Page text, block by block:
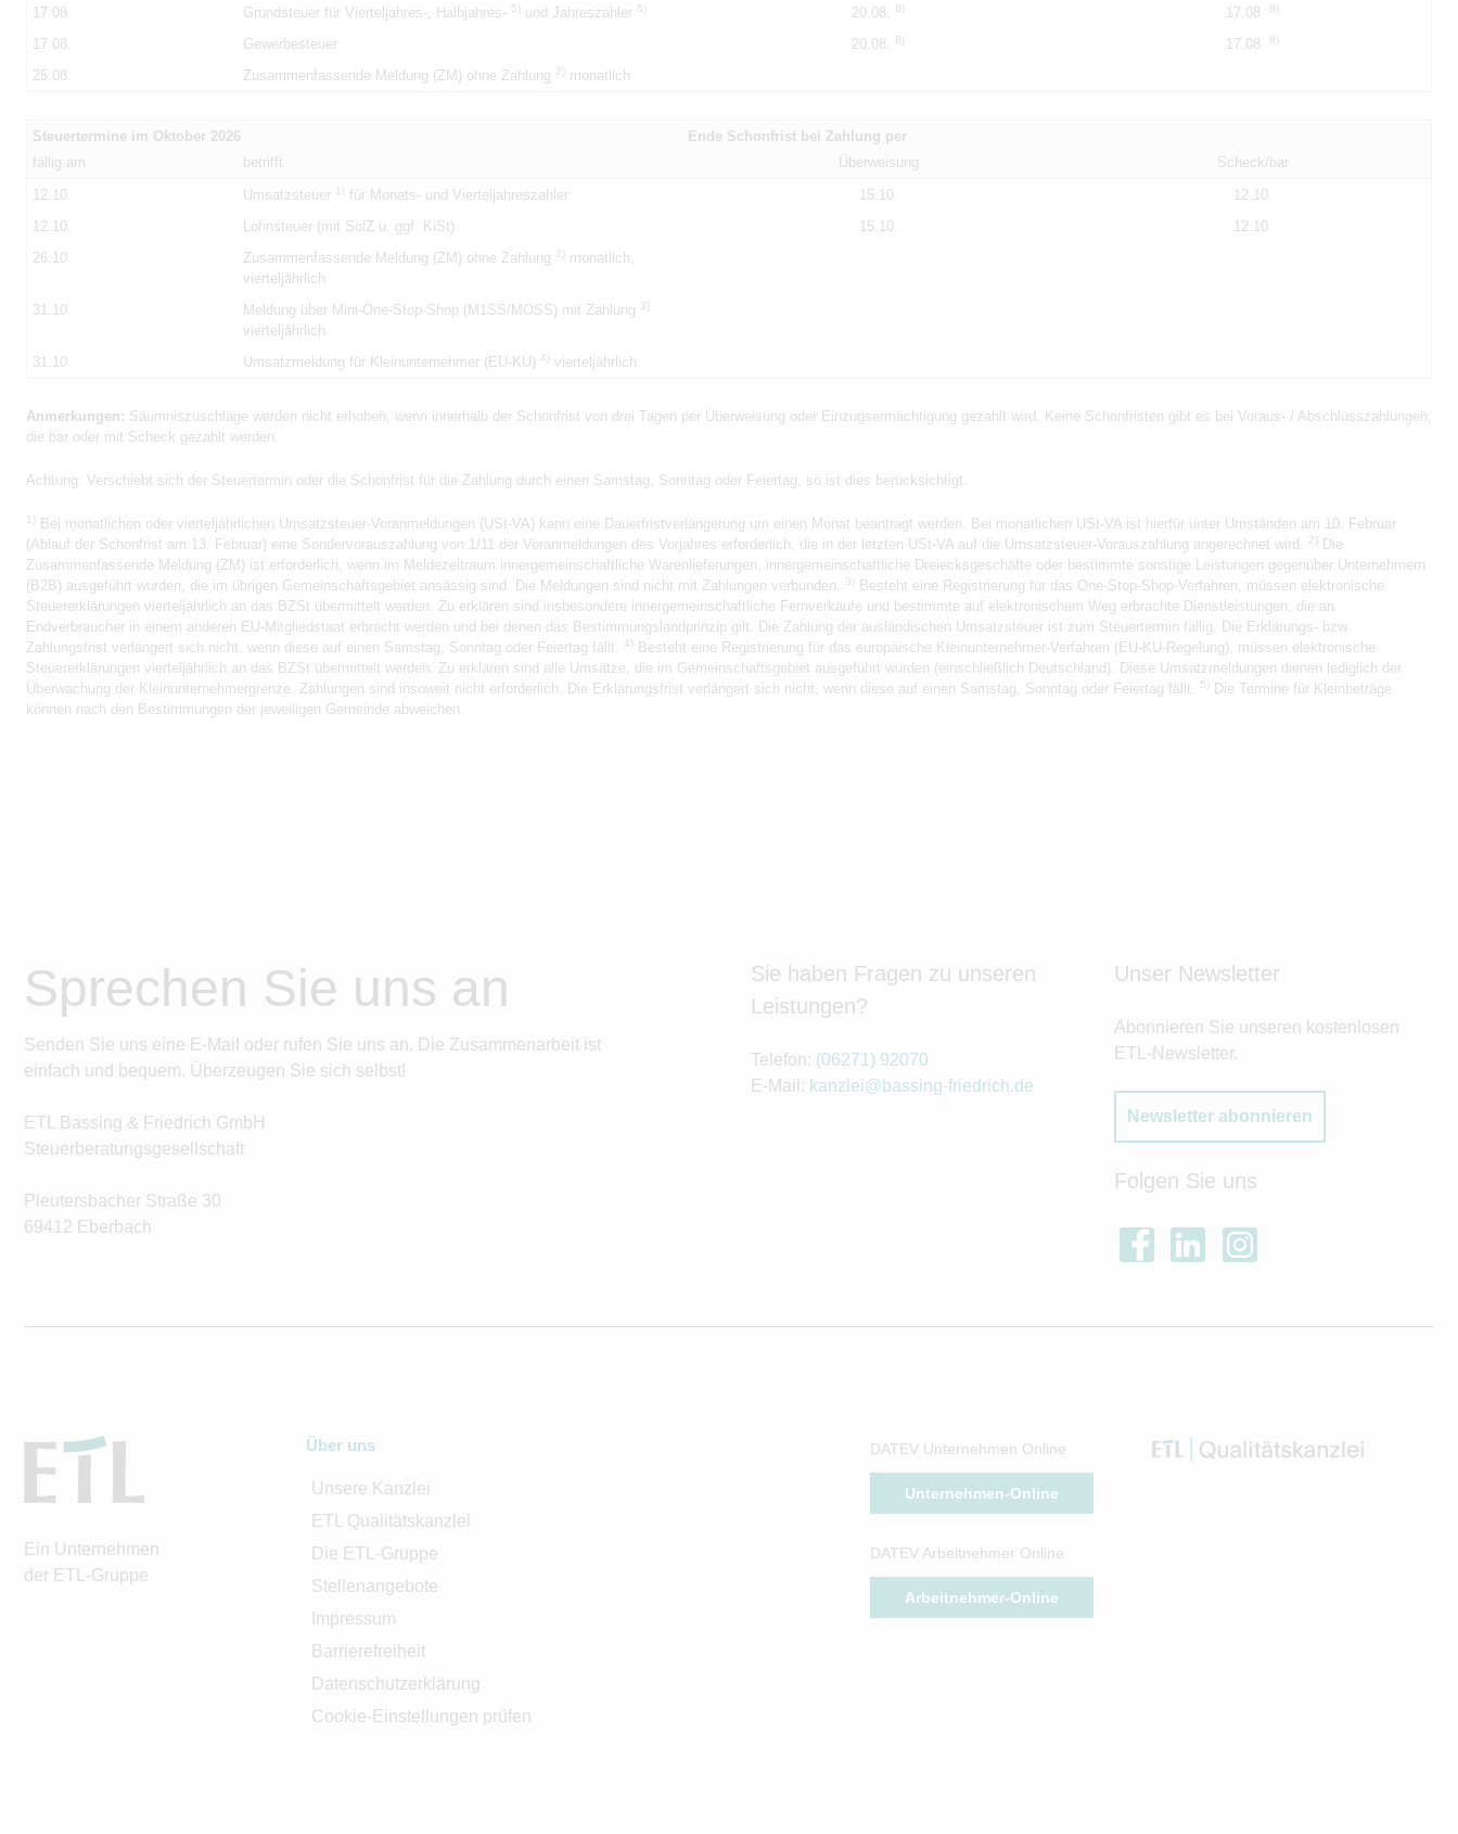
17.08.
Grundsteuer für Vierteljahres-, Halbjahres- 5) und Jahreszahler 5) 20.08. 8) 17.08. 8)
17.08. Gewerbesteuer 20.08. 8) 17.08. 8)
25.08. Zusammenfassende Meldung (ZM) ohne Zahlung 2) monatlich
Steuertermine im Oktober 2026
Ende Schonfrist bei Zahlung per
fällig am
betrifft Überweisung
Scheck/bar
12.10.
Umsatzsteuer 1) für Monats- und Vierteljahreszahler 15.10.
12.10.
12.10.
Lohnsteuer (mit SolZ u. ggf. KiSt) 15.10.
12.10.
26.10.
Zusammenfassende Meldung (ZM) ohne Zahlung 2) monatlich,
vierteljährlich
31.10.
Meldung über Mini-One-Stop-Shop (M1SS/MOSS) mit Zahlung 3)
vierteljährlich
31.10.
Umsatzmeldung für Kleinunternehmer (EU-KU) 4) vierteljährlich
Anmerkungen: Säumniszuschläge werden nicht erhoben, wenn innerhalb der Schonfrist von drei Tagen per Überweisung oder Einzugsermächtigung gezahlt wird. Keine Schonfristen gibt es bei Voraus- / Abschlusszahlungen,
die bar oder mit Scheck gezahlt werden.
Achtung: Verschiebt sich der Steuertermin oder die Schonfrist für die Zahlung durch einen Samstag, Sonntag oder Feiertag, so ist dies berücksichtigt.
1)
Bei monatlichen oder vierteljährlichen Umsatzsteuer-Voranmeldungen (USt-VA) kann eine Dauerfristverlängerung um einen Monat beantragt werden. Bei monatlichen USt-VA ist hierfür unter Umständen am 10. Februar
(Ablauf der Schonfrist am 13. Februar) eine Sondervorauszahlung von 1/11 der Voranmeldungen des Vorjahres erforderlich, die in der letzten USt-VA auf die Umsatzsteuer-Vorauszahlung angerechnet wird.
2)
Die
Zusammenfassende Meldung (ZM) ist erforderlich, wenn im Meldezeitraum innergemeinschaftliche Warenlieferungen, innergemeinschaftliche Dreiecksgeschäfte oder bestimmte sonstige Leistungen gegenüber Unternehmern
(B2B) ausgeführt wurden, die im übrigen Gemeinschaftsgebiet ansässig sind. Die Meldungen sind nicht mit Zahlungen verbunden.
3)
Besteht eine Registrierung für das One-Stop-Shop-Verfahren, müssen elektronische
Steuererklärungen vierteljährlich an das BZSt übermittelt werden. Zu erklären sind insbesondere innergemeinschaftliche Fernverkäufe und bestimmte auf elektronischem Weg erbrachte Dienstleistungen, die an
Endverbraucher in einem anderen EU-Mitgliedstaat erbracht werden und bei denen das Bestimmungslandprinzip gilt. Die Zahlung der ausländischen Umsatzsteuer ist zum Steuertermin fällig. Die Erklärungs- bzw.
Zahlungsfrist verlängert sich nicht, wenn diese auf einen Samstag, Sonntag oder Feiertag fällt.
4)
Besteht eine Registrierung für das europäische Kleinunternehmer-Verfahren (EU-KU-Regelung), müssen elektronische
Steuererklärungen vierteljährlich an das BZSt übermittelt werden. Zu erklären sind alle Umsätze, die im Gemeinschaftsgebiet ausgeführt wurden (einschließlich Deutschland). Diese Umsatzmeldungen dienen lediglich der
Überwachung der Kleinunternehmergrenze. Zahlungen sind insoweit nicht erforderlich. Die Erklärungsfrist verlängert sich nicht, wenn diese auf einen Samstag, Sonntag oder Feiertag fällt.
5)
Die Termine für Kleinbeträge
können nach den Bestimmungen der jeweiligen Gemeinde abweichen.
Sprechen Sie uns an
Senden Sie uns eine E-Mail oder rufen Sie uns an. Die Zusammenarbeit ist
einfach und bequem. Überzeugen Sie sich selbst!
ETL Bassing & Friedrich GmbH
Steuerberatungsgesellschaft
Pleutersbacher Straße 30
69412 Eberbach
Sie haben Fragen zu unseren
Leistungen?
Telefon: (06271) 92070
E-Mail: kanzlei@bassing-friedrich.de
Unser Newsletter
Abonnieren Sie unseren kostenlosen
ETL-Newsletter.
Newsletter abonnieren
Folgen Sie uns
Ein Unternehmen
der ETL-Gruppe
Über uns
Unsere Kanzlei
ETL Qualitätskanzlei
Die ETL-Gruppe
Stellenangebote
Impressum
Barrierefreiheit
Datenschutzerklärung
Cookie-Einstellungen prüfen
DATEV Unternehmen Online
Unternehmen-Online
DATEV Arbeitnehmer Online
Arbeitnehmer-Online